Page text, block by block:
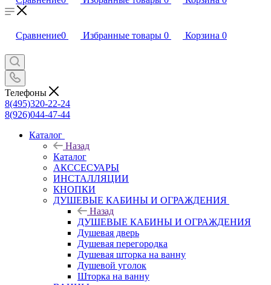
Сравнение0 Избранные товары 0 Корзина 0
Телефоны
8(495)320-22-24
8(926)044-47-44
Каталог
Назад
Каталог
АКССЕСУАРЫ
ИНСТАЛЛЯЦИИ
КНОПКИ
ДУШЕВЫЕ КАБИНЫ И ОГРАЖДЕНИЯ
Назад
ДУШЕВЫЕ КАБИНЫ И ОГРАЖДЕНИЯ
Душевая дверь
Душевая перегородка
Душевая шторка на ванну
Душевой уголок
Шторка на ванну